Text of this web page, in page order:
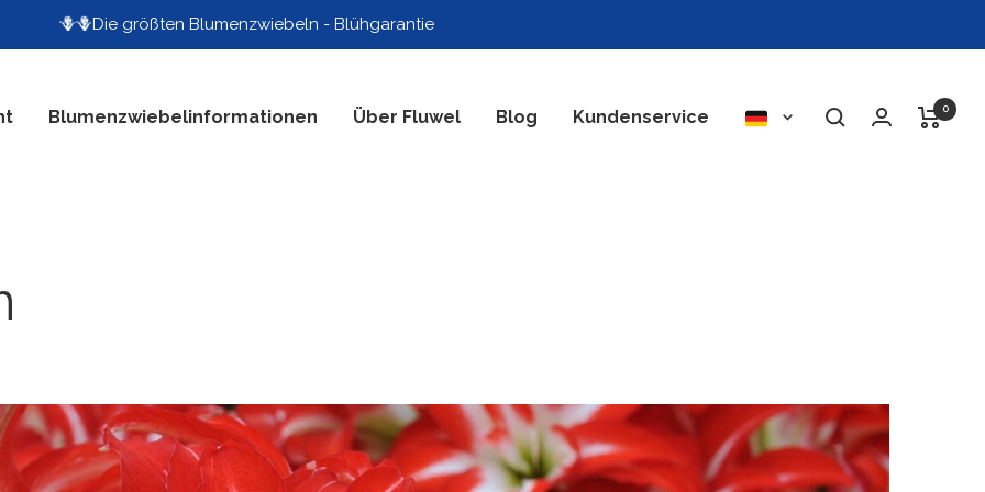
🪻🪻Die größten Blumenzwiebeln - Blühgarantie
Blumenzwiebelinformationen Über Fluwel Blog Kundenservice
Sprache
0